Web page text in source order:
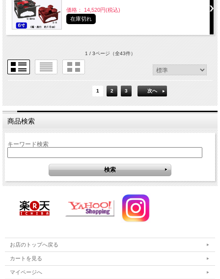
価格： 14,520円(税込)
在庫切れ
1 / 3ページ（全43件）
1 2 3 次へ
商品検索
キーワード検索
お店のトップへ戻る
カートを見る
マイページへ